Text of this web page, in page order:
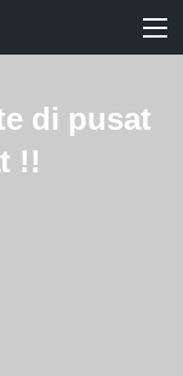
di pusat
!!